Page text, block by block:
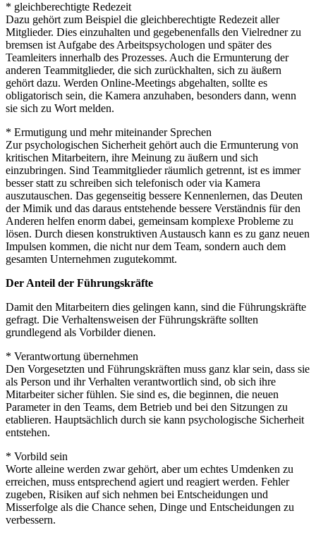
* gleichberechtigte Redezeit
Dazu gehört zum Beispiel die gleichberechtigte Redezeit aller
Mitglieder. Dies einzuhalten und gegebenenfalls den Vielredner zu
bremsen ist Aufgabe des Arbeitspsychologen und später des
Teamleiters innerhalb des Prozesses. Auch die Ermunterung der
anderen Teammitglieder, die sich zurückhalten, sich zu äußern
gehört dazu. Werden Online-Meetings abgehalten, sollte es
obligatorisch sein, die Kamera anzuhaben, besonders dann, wenn
sie sich zu Wort melden.
* Ermutigung und mehr miteinander Sprechen
Zur psychologischen Sicherheit gehört auch die Ermunterung von
kritischen Mitarbeitern, ihre Meinung zu äußern und sich
einzubringen. Sind Teammitglieder räumlich getrennt, ist es immer
besser statt zu schreiben sich telefonisch oder via Kamera
auszutauschen. Das gegenseitig bessere Kennenlernen, das Deuten
der Mimik und das daraus entstehende bessere Verständnis für den
Anderen helfen enorm dabei, gemeinsam komplexe Probleme zu
lösen. Durch diesen konstruktiven Austausch kann es zu ganz neuen
Impulsen kommen, die nicht nur dem Team, sondern auch dem
gesamten Unternehmen zugutekommt.
Der Anteil der Führungskräfte
Damit den Mitarbeitern dies gelingen kann, sind die Führungskräfte
gefragt. Die Verhaltensweisen der Führungskräfte sollten
grundlegend als Vorbilder dienen.
* Verantwortung übernehmen
Den Vorgesetzten und Führungskräften muss ganz klar sein, dass sie
als Person und ihr Verhalten verantwortlich sind, ob sich ihre
Mitarbeiter sicher fühlen. Sie sind es, die beginnen, die neuen
Parameter in den Teams, dem Betrieb und bei den Sitzungen zu
etablieren. Hauptsächlich durch sie kann psychologische Sicherheit
entstehen.
* Vorbild sein
Worte alleine werden zwar gehört, aber um echtes Umdenken zu
erreichen, muss entsprechend agiert und reagiert werden. Fehler
zugeben, Risiken auf sich nehmen bei Entscheidungen und
Misserfolge als die Chance sehen, Dinge und Entscheidungen zu
verbessern.